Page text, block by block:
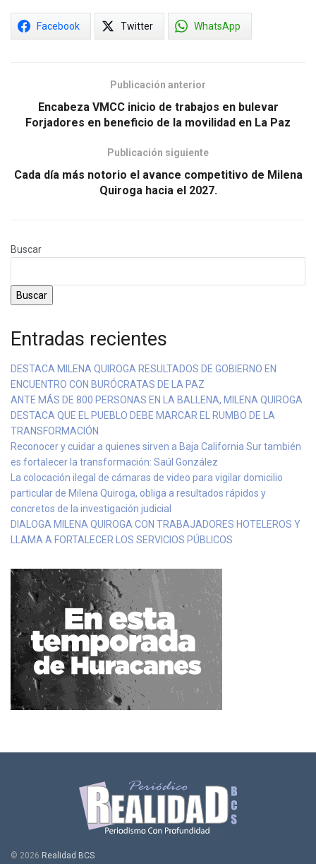
Facebook Twitter WhatsApp
Publicación anterior
Encabeza VMCC inicio de trabajos en bulevar
Forjadores en beneficio de la movilidad en La Paz
Publicación siguiente
Cada día más notorio el avance competitivo de Milena
Quiroga hacia el 2027.
Buscar
Buscar
Entradas recientes
DESTACA MILENA QUIROGA RESULTADOS DE GOBIERNO EN
ENCUENTRO CON BURÓCRATAS DE LA PAZ
ANTE MÁS DE 800 PERSONAS EN LA BALLENA, MILENA QUIROGA
DESTACA QUE EL PUEBLO DEBE MARCAR EL RUMBO DE LA
TRANSFORMACIÓN
Reconocer y cuidar a quienes sirven a Baja California Sur también
es fortalecer la transformación: Saúl González
La colocación ilegal de cámaras de video para vigilar domicilio
particular de Milena Quiroga, obliga a resultados rápidos y
concretos de la investigación judicial
DIALOGA MILENA QUIROGA CON TRABAJADORES HOTELEROS Y
LLAMA A FORTALECER LOS SERVICIOS PÚBLICOS
© 2026 Realidad BCS